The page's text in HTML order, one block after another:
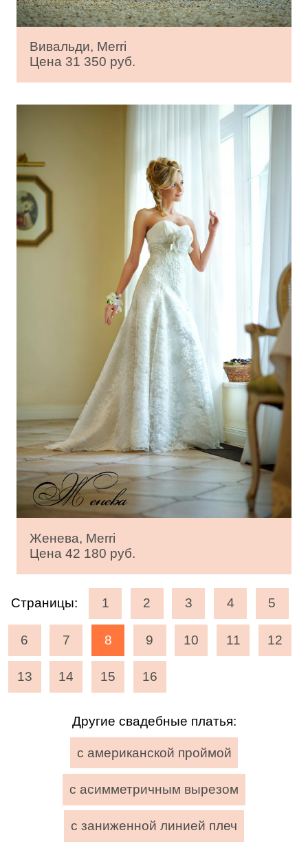
Вивальди, Merri
Цена 31 350 руб.
Женева, Merri
Цена 42 180 руб.
Страницы: 1 2 3 4 5
6 7 8 9 10 11 12
13 14 15 16
Другие свадебные платья:
с американской проймой
с асимметричным вырезом
с заниженной линией плеч